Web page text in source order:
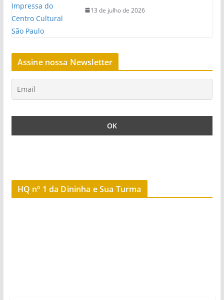
13 de julho de 2026
Assine nossa Newsletter
HQ nº 1 da Dininha e Sua Turma